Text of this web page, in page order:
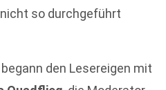
so durchgeführt
begann den Lesereigen mit